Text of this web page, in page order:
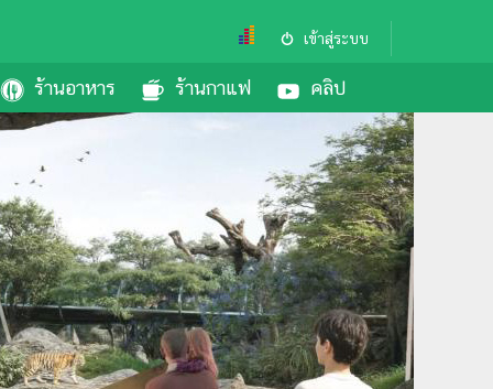
เข้าสู่ระบบ
ร้านอาหาร ร้านกาแฟ คลิป